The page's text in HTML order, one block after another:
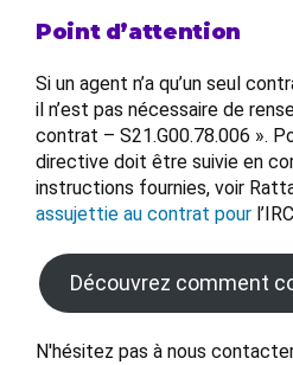
Point d’attention
Si un agent n’a qu’un seul
il n’est pas nécessaire de
contrat – S21.G00.78.006 ».
directive doit être suivie en
instructions fournies, voir
assujettie au contrat pour
Découvrez comment
N'hésitez pas à nous